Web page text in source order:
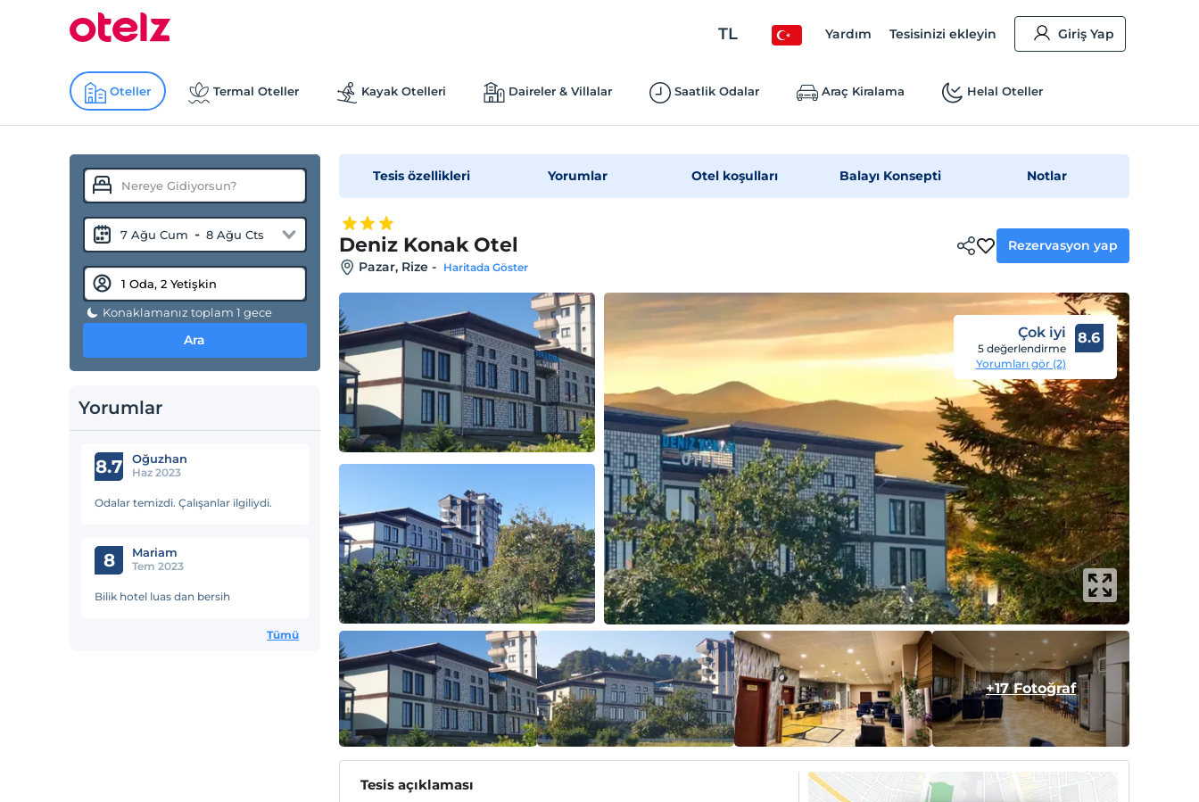
TL Yardım Tesisinizi ekleyin Giriş Yap
Oteller Termal Oteller Kayak Otelleri Daireler & Villalar Saatlik Odalar Araç Kiralama Helal Oteller
7 Ağu Cum - 8 Ağu Cts
Konaklamanız toplam 1 gece
Ara
Yorumlar
8.7 Oğuzhan
Haz 2023
Odalar temizdi. Çalışanlar ilgiliydi.
8 Mariam
Tem 2023
Bilik hotel luas dan bersih
Tümü
Tesis özellikleri Yorumlar Otel koşulları Balayı Konsepti Notlar
Deniz Konak Otel
Pazar, Rize- Haritada Göster
Rezervasyon yap
Çok iyi
5 değerlendirme
Yorumları gör (2)
8.6
+17 Fotoğraf
Tesis açıklaması